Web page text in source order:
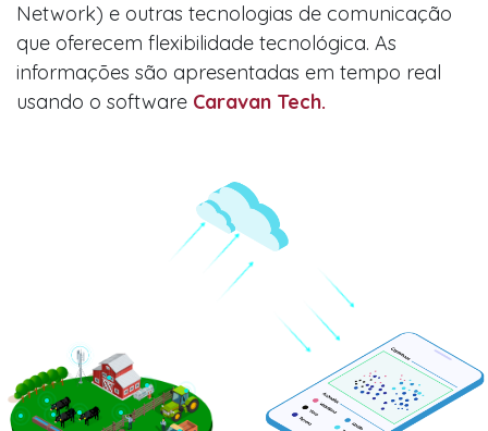
Network) e outras tecnologias de comunicação
que oferecem flexibilidade tecnológica. As
informações são apresentadas em tempo real
usando o software Caravan Tech.